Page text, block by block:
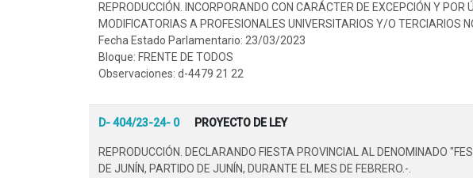
REPRODUCCIÓN. INCORPORANDO CON CARÁCTER DE EXCEPCIÓN Y
MODIFICATORIAS A PROFESIONALES UNIVERSITARIOS Y/O TERCIARIOS
Fecha Estado Parlamentario: 23/03/2023
Bloque: FRENTE DE TODOS
Observaciones: d-4479 21 22
D- 404/23-24- 0 PROYECTO DE LEY
REPRODUCCIÓN. DECLARANDO FIESTA PROVINCIAL AL DENOMINADO
DE JUNÍN, PARTIDO DE JUNÍN, DURANTE EL MES DE FEBRERO.-.